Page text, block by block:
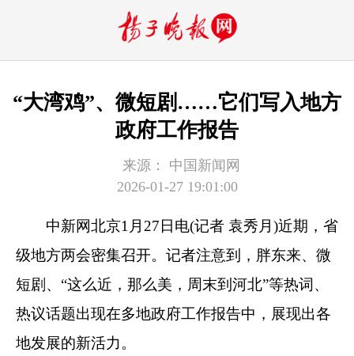
“大湾鸡”、微短剧……它们写入地方
政府工作报告
来源：
中国新闻网
2026-01-27 19:01:00
中新网北京1月27日电(记者 袁秀月)近期，省
级地方两会密集召开。记者注意到，胖东来、微
短剧、“这么近，那么美，周末到河北”等热词、
热议话题出现在多地政府工作报告中，展现出各
地发展的新活力。